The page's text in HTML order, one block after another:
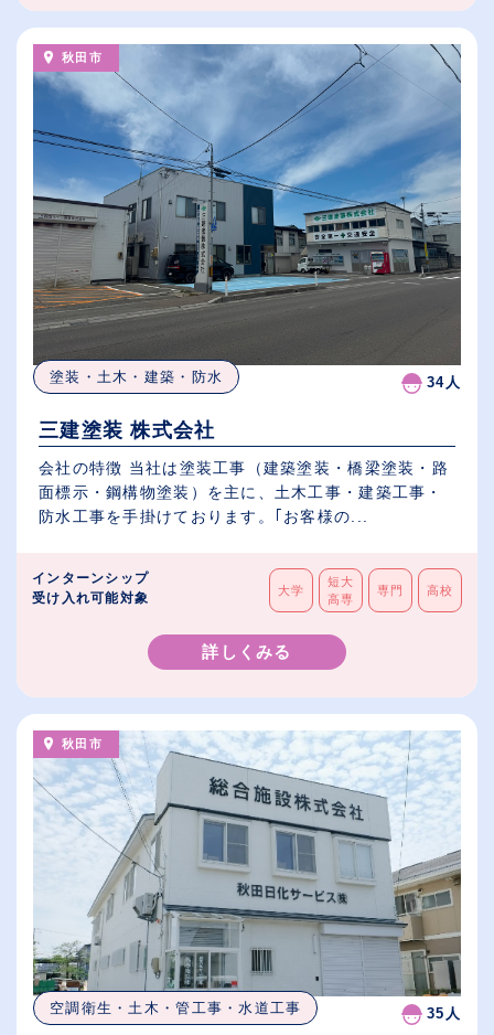
秋田市
塗装・土木・建築・防水 34人
三建塗装 株式会社
会社の特徴 当社は塗装工事（建築塗装・橋梁塗装・路
面標示・鋼構物塗装）を主に、土木工事・建築工事・
防水工事を手掛けております。｢お客様の...
インターンシップ
受け入れ可能対象
大学
短大
高専
専門 高校
詳しくみる
秋田市
空調衛生・土木・管工事・水道工事 35人